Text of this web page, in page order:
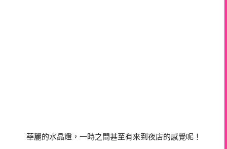
華麗的水晶燈，一時之間甚至有來到夜店的感覺呢！